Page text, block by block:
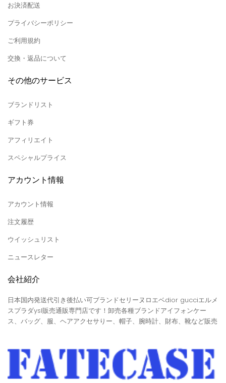
お決済配送
プライバシーポリシー
ご利用規約
交換・返品について
その他のサービス
ブランドリスト
ギフト券
アフィリエイト
スペシャルプライス
アカウント情報
アカウント情報
注文履歴
ウイッシュリスト
ニュースレター
会社紹介
日本国内発送代引き後払い可ブランドセリーヌロエベdior gucciエルメ
スプラダysl販売通販専門店です！卸売各種ブランドアイフォンケー
ス、バッグ、服、ヘアアクセサりー、帽子、腕時計、財布、靴など販売